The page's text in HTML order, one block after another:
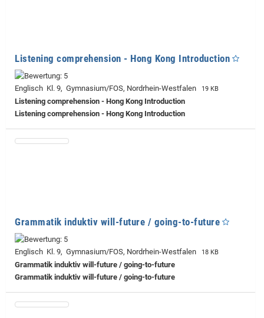
Listening comprehension - Hong Kong Introduction
Englisch Kl. 9, Gymnasium/FOS, Nordrhein-Westfalen 19 KB
Listening comprehension - Hong Kong Introduction
Listening comprehension - Hong Kong Introduction
Grammatik induktiv will-future / going-to-future
Englisch Kl. 9, Gymnasium/FOS, Nordrhein-Westfalen 18 KB
Grammatik induktiv will-future / going-to-future
Grammatik induktiv will-future / going-to-future